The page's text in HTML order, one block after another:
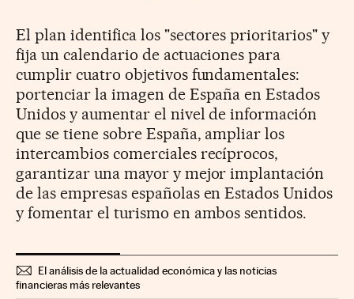
El plan identifica los "sectores prioritarios" y
fija un calendario de actuaciones para
cumplir cuatro objetivos fundamentales:
portenciar la imagen de España en Estados
Unidos y aumentar el nivel de información
que se tiene sobre España, ampliar los
intercambios comerciales recíprocos,
garantizar una mayor y mejor implantación
de las empresas españolas en Estados Unidos
y fomentar el turismo en ambos sentidos.
El análisis de la actualidad económica y las noticias
financieras más relevantes